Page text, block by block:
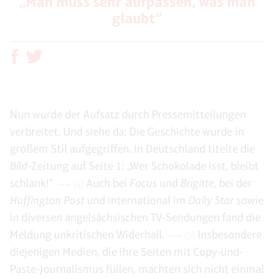
Nun wurde der Aufsatz durch Pressemitteilungen
verbreitet. Und siehe da: Die Geschichte wurde in
großem Stil aufgegriffen. In Deutschland titelte die
Bild -Zeitung auf Seite 1: „Wer Schokolade isst, bleibt
schlank!“
Auch bei Focus und Brigitte, bei der
Huffington Post und international im Daily Star sowie
in diversen angelsächsischen TV-Sendungen fand die
Meldung unkritischen Widerhall.
Insbesondere
diejenigen Medien, die ihre Seiten mit Copy-und-
Paste-Journalismus füllen, machten sich nicht einmal